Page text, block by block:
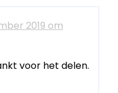
2019 om
voor het delen.